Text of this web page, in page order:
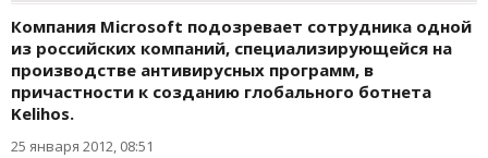
Компания Microsoft подозревает сотрудника одной
из российских компаний, специализирующейся на
производстве антивирусных программ, в
причастности к созданию глобального ботнета
Kelihos.
25 января 2012, 08:51